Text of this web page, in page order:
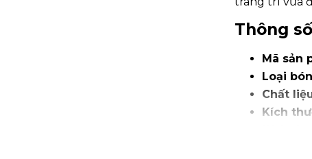
Thông
Mã sản
Loại
Chất
Kích